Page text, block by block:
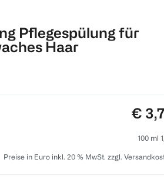
Pflegespülung für
Haar
€
100 ml
Preise in Euro inkl. 20 % MwSt. zzgl.